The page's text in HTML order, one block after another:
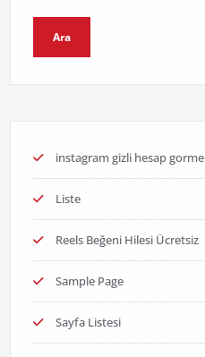
Ara
instagram gizli hesap gorme
Liste
Reels Beğeni Hilesi Ücretsiz
Sample Page
Sayfa Listesi